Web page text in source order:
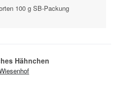
100 g SB-Packung
Hähnchen